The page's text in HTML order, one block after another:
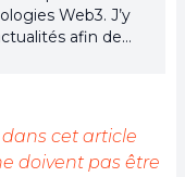
Web3. J’y
afin de
cet article
doivent pas être